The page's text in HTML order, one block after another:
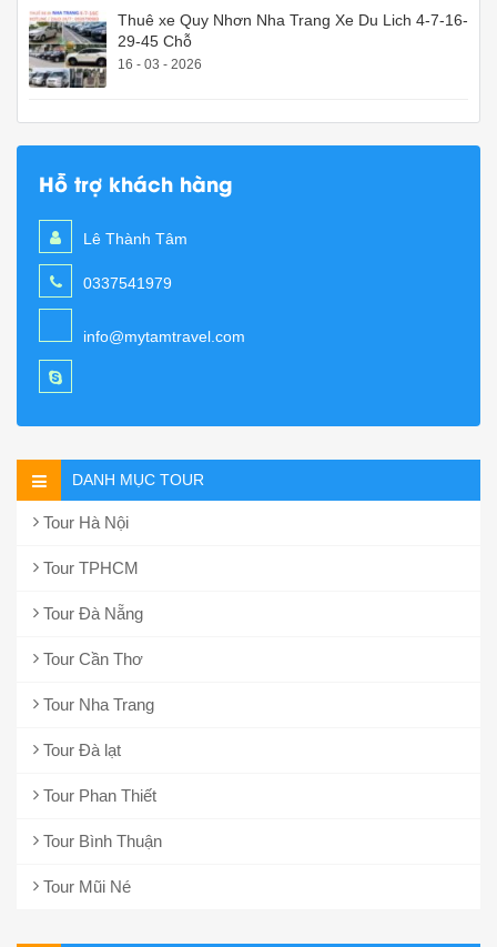
Thuê xe Quy Nhơn Nha Trang Xe Du Lich 4-7-16-
29-45 Chỗ
16 - 03 - 2026
Hỗ trợ khách hàng
Lê Thành Tâm
0337541979
info@mytamtravel.com
DANH MỤC TOUR
Tour Hà Nội
Tour TPHCM
Tour Đà Nẵng
Tour Cần Thơ
Tour Nha Trang
Tour Đà lạt
Tour Phan Thiết
Tour Bình Thuận
Tour Mũi Né